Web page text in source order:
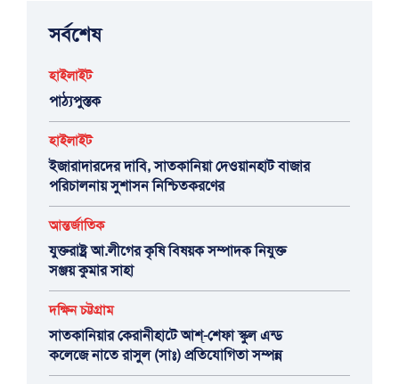
সর্বশেষ
হাইলাইট
পাঠ্যপুস্তক
হাইলাইট
ইজারাদারদের দাবি, সাতকানিয়া দেওয়ানহাট বাজার
পরিচালনায় সুশাসন নিশ্চিতকরণের
আন্তর্জাতিক
যুক্তরাষ্ট্র আ.লীগের কৃষি বিষয়ক সম্পাদক নিযুক্ত
সঞ্জয় কুমার সাহা
দক্ষিন চট্টগ্রাম
সাতকানিয়ার কেরানীহাটে আশ্-শেফা স্কুল এন্ড
কলেজে নাতে রাসুল (সাঃ) প্রতিযোগিতা সম্পন্ন